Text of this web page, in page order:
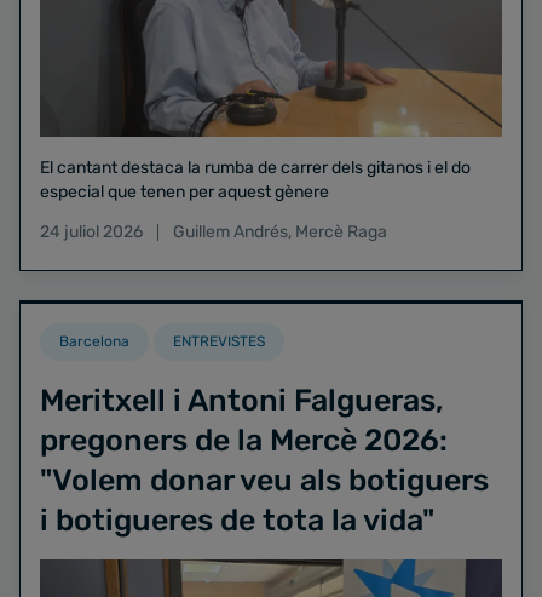
El cantant destaca la rumba de carrer dels gitanos i el do
especial que tenen per aquest gènere
24 juliol 2026
Guillem Andrés, Mercè Raga
Barcelona ENTREVISTES
Meritxell i Antoni Falgueras,
pregoners de la Mercè 2026:
"Volem donar veu als botiguers
i botigueres de tota la vida"